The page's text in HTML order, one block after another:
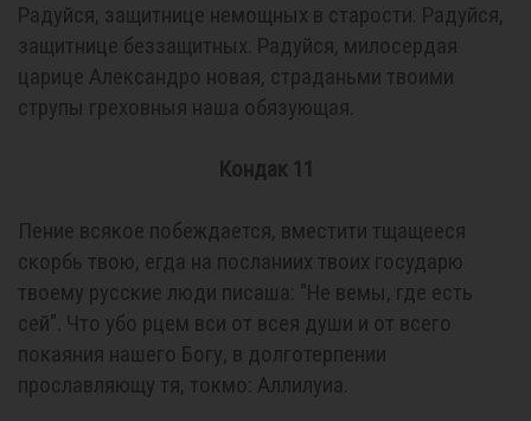
Радуйся, защитнице немощных в старости. Радуйся,
защитнице беззащитных. Радуйся, милосердая
царице Александро новая, страданьми твоими
струпы греховныя наша обязующая.
Кондак 11
Пение всякое побеждается, вместити тщащееся
скорбь твою, егда на посланиих твоих государю
твоему русские люди писаша: "Не вемы, где есть
сей". Что убо рцем вси от всея души и от всего
покаяния нашего Богу, в долготерпении
прославляющу тя, токмо: Аллилуиа.